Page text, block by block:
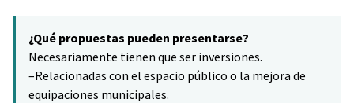
−
¿Qué propuestas pueden presentarse?
Necesariamente tienen que ser inversiones.
–Relacionadas con el espacio público o la mejora de
equipaciones municipales.